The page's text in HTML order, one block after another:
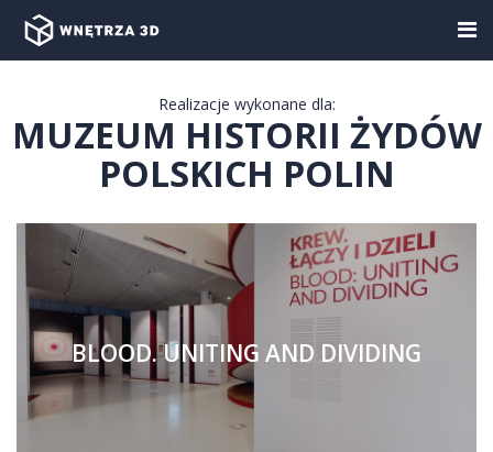
Realizacje wykonane dla:
MUZEUM HISTORII ŻYDÓW
POLSKICH POLIN
BLOOD. UNITING AND DIVIDING